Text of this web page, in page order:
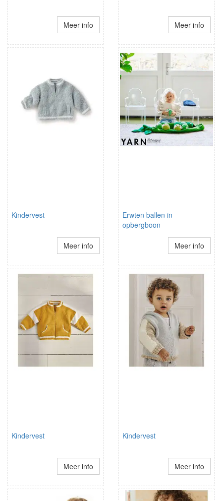
Meer info Meer info
Kindervest
Meer info
Erwten ballen in
opbergboon
Meer info
Kindervest
Meer info
Kindervest
Meer info